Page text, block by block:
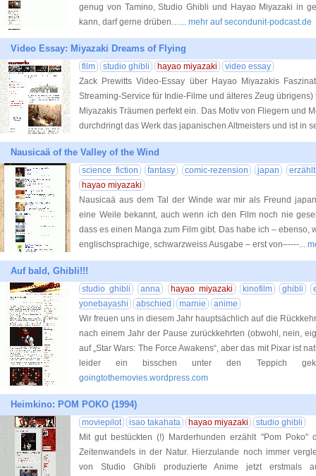
genug von Tamino, Studio Ghibli und Hayao Miyazaki in
kann, darf gerne drüben…... mehr auf secondunit-podcast.de
Video Essay: Miyazaki Dreams of Flying
film studio ghibli hayao miyazaki
video essay
Zack Prewitts Video-Essay über Hayao Miyazakis
Streaming-Service für Indie-Filme und älteres Zeug
Miyazakis Träumen perfekt ein. Das Motiv von Fliegern und
durchdringt das Werk das japanischen Altmeisters und ist in
Nausicaä of the Valley of the Wind
science fiction fantasy comic-rezension japan
hayao miyazaki
Nausicaä aus dem Tal der Winde war mir als Freund
eine Weile bekannt, auch wenn ich den Film noch nie
dass es einen Manga zum Film gibt. Das habe ich – ebenso,
englischsprachige, schwarzweiss Ausgabe – erst von–----...
Auf bald, Ghibli!!!
studio ghibli anna hayao miyazaki kinofilm ghibli
yonebayashi
abschied marnie
anime
Wir freuen uns in diesem Jahr hauptsächlich auf die
nach einem Jahr der Pause zurückkehrten (obwohl, nein,
auf „Star Wars: The Force Awakens“, aber das mit Pixar ist
leider ein bisschen unter den Teppich
goingtothemovies.wordpress.com
Heimkino: POM POKO (1994)
moviepilot isao takahata hayao miyazaki
studio ghibli
Mit gut bestückten (!) Marderhunden erzählt "Pom Poko"
Zeitenwandels in der Natur. Hierzulande noch immer
von Studio Ghibli produzierte Anime jetzt erstmals